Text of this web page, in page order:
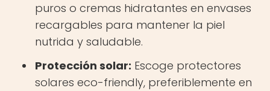
puros o cremas hidratantes en envases
recargables para mantener la piel
nutrida y saludable.
Protección solar: Escoge protectores
solares eco-friendly, preferiblemente en